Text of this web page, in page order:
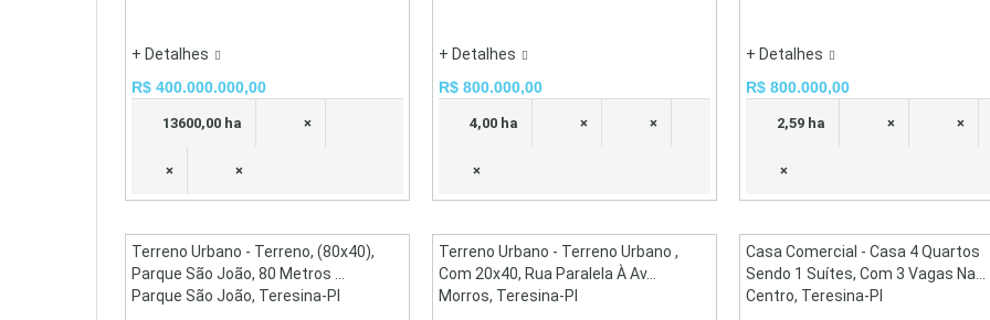
+ Detalhes
R$ 400.000.000,00
13600,00 ha ×
× ×
+ Detalhes
R$ 800.000,00
4,00 ha × ×
×
+ Detalhes
R$ 800.000,00
2,59 ha × ×
×
Terreno Urbano - Terreno, (80x40),
Parque São João, 80 Metros ...
Parque São João, Teresina-PI
Terreno Urbano - Terreno Urbano ,
Com 20x40, Rua Paralela À Av...
Morros, Teresina-PI
Casa Comercial - Casa 4 Quartos
Sendo 1 Suítes, Com 3 Vagas Na...
Centro, Teresina-PI